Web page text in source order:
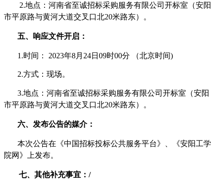
2.地点：河南省至诚招标采购服务有限公司开标室（安阳
市平原路与黄河大道交叉口北20米路东）。
五、响应文件开启：
1.时间： 2023年8月 24日 09时00分 （北京时间)
2.方式：现场。
3.地点：河南省至诚招标采购服务有限公司开标室（安阳
市平原路与黄河大道交叉口北20米路东）。
六、发布公告的媒介：
本次公告在《中国招标投标公共服务平台》、《安阳工学
院网》上发布。
七、其他补充事宜： /